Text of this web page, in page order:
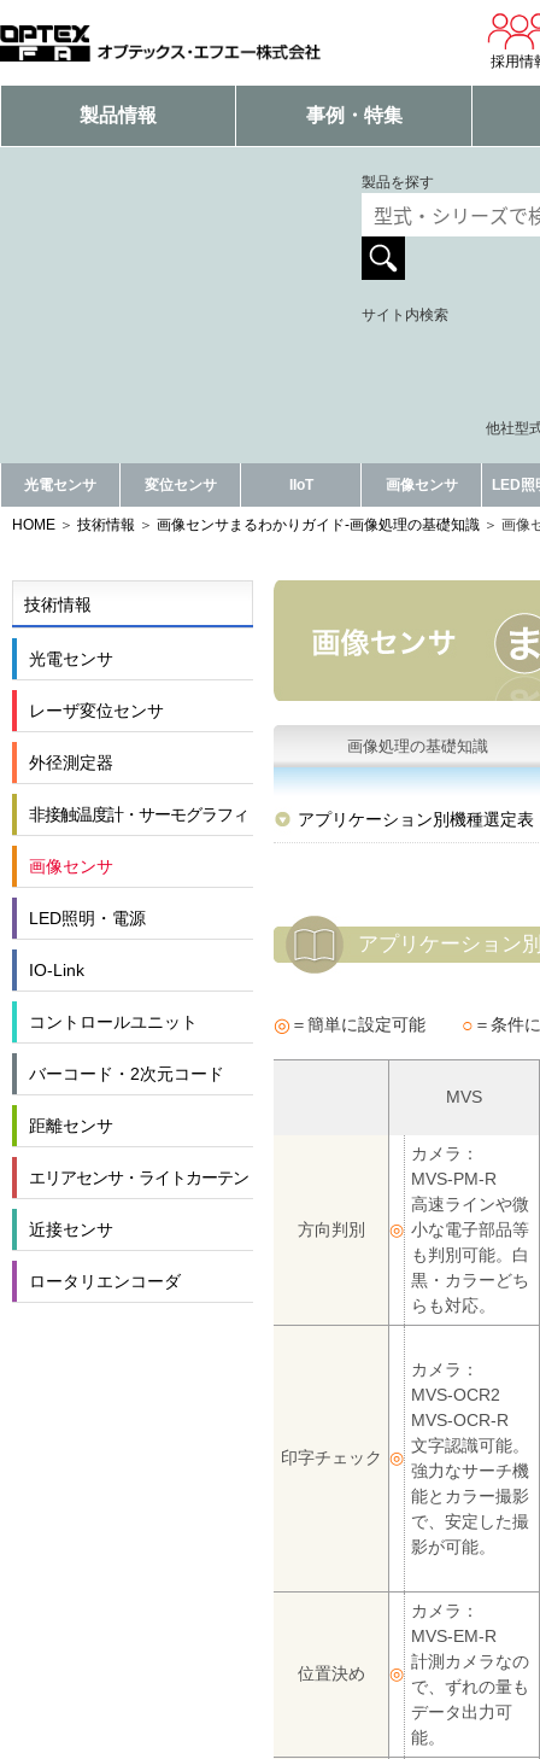
採用情
製品情報 事例・特集
製品を探す
サイト内検索
他社型
光電センサ 変位センサ IIoT 画像センサ LED照
HOME 技術情報 画像センサまるわかりガイド-画像処理の基礎知識 画像
技術情報
光電センサ
レーザ変位センサ
外径測定器
非接触温度計・サーモグラフィ
画像センサ
LED照明・電源
IO-Link
コントロールユニット
バーコード・2次元コード
距離センサ
エリアセンサ・ライトカーテン
近接センサ
ロータリエンコーダ
画像処理の基礎知識
アプリケーション別機種選定表
アプリケーション
◎ ＝簡単に設定可能 ○ ＝条件
MVS
方向判別 ◎
カメラ：
MVS-PM-R
高速ラインや微
小な電子部品等
も判別可能。白
黒・カラーどち
らも対応。
印字チェック ◎
カメラ：
MVS-OCR2
MVS-OCR-R
文字認識可能。
強力なサーチ機
能とカラー撮影
で、安定した撮
影が可能。
位置決め ◎
カメラ：
MVS-EM-R
計測カメラなの
で、ずれの量も
データ出力可
能。